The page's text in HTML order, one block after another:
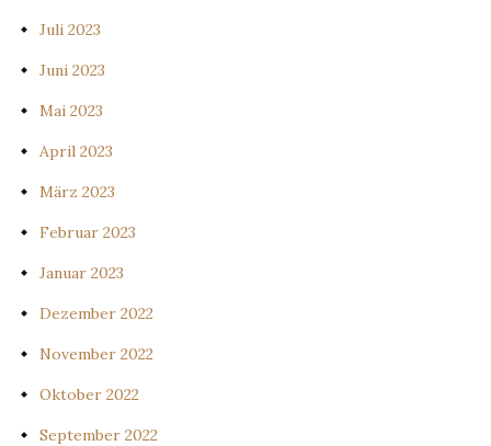
Juli 2023
Juni 2023
Mai 2023
April 2023
März 2023
Februar 2023
Januar 2023
Dezember 2022
November 2022
Oktober 2022
September 2022